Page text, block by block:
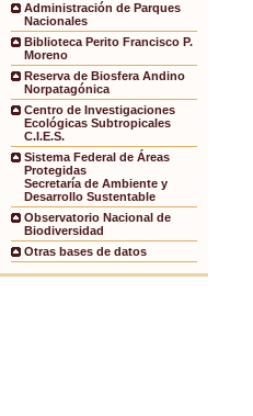
Administración de Parques
Nacionales
Biblioteca Perito Francisco P.
Moreno
Reserva de Biosfera Andino
Norpatagónica
Centro de Investigaciones
Ecológicas Subtropicales
C.I.E.S.
Sistema Federal de Áreas
Protegidas
Secretaría de Ambiente y
Desarrollo Sustentable
Observatorio Nacional de
Biodiversidad
Otras bases de datos